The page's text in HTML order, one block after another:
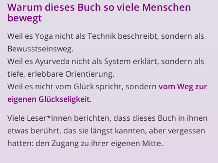
Warum dieses Buch so viele Menschen
bewegt
Weil es Yoga nicht als Technik beschreibt, sondern als
Bewusstseinsweg.
Weil es Ayurveda nicht als System erklärt, sondern als
tiefe, erlebbare Orientierung.
Weil es nicht vom Glück spricht, sondern vom Weg zur
eigenen Glückseligkeit.
Viele Leser*innen berichten, dass dieses Buch in ihnen
etwas berührt, das sie längst kannten, aber vergessen
hatten: den Zugang zu ihrer eigenen Mitte.